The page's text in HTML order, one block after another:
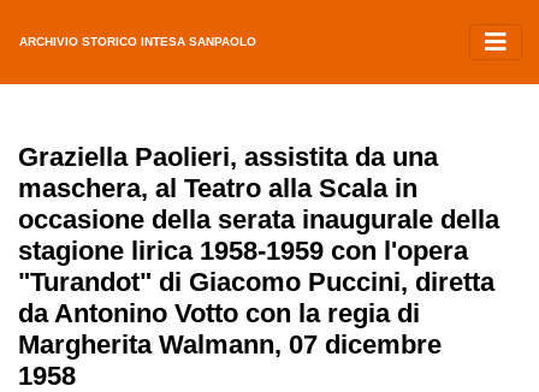
ARCHIVIO STORICO INTESA SANPAOLO
Graziella Paolieri, assistita da una
maschera, al Teatro alla Scala in
occasione della serata inaugurale della
stagione lirica 1958-1959 con l'opera
"Turandot" di Giacomo Puccini, diretta
da Antonino Votto con la regia di
Margherita Walmann, 07 dicembre
1958